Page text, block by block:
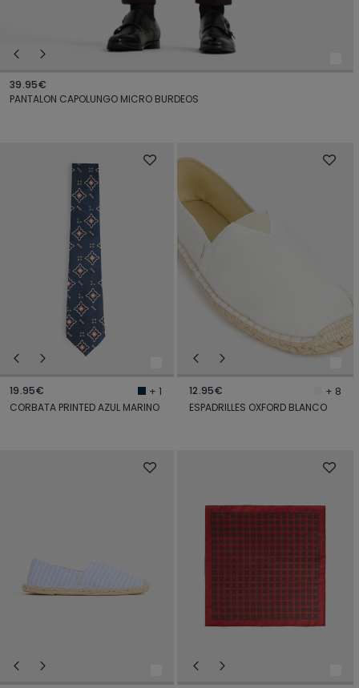
39.95€
PANTALON CAPOLUNGO MICRO BURDEOS
19.95€
+ 1
CORBATA PRINTED AZUL MARINO
12.95€
+ 8
ESPADRILLES OXFORD BLANCO